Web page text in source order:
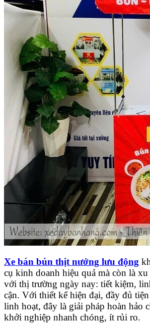
Xe bán bún thịt nướng lưu động
cụ kinh doanh hiệu quả mà còn là
với thị trường ngày nay: tiết kiệm,
cận. Với thiết kế hiện đại, đầy đủ
linh hoạt, đây là giải pháp hoàn hảo
khởi nghiệp nhanh chóng, ít rủi ro.